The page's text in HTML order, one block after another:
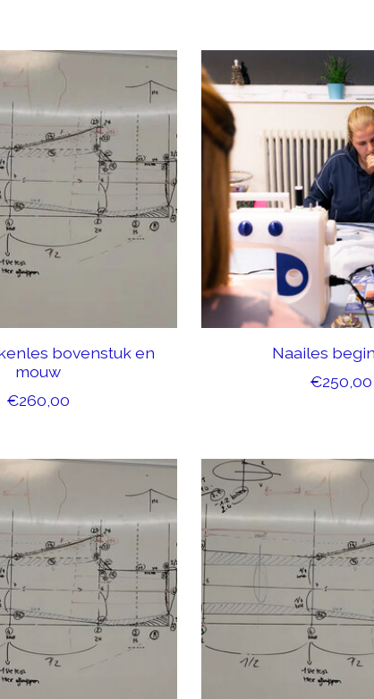
bovenstuk en
mouw
€260,00
Naailes
€250,00